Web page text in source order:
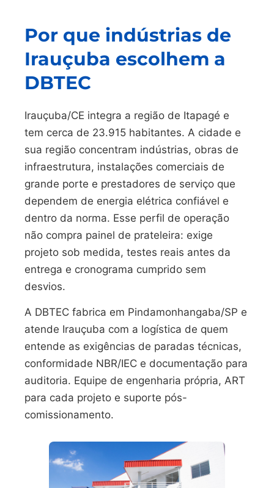
Por que indústrias de
Irauçuba escolhem a
DBTEC
Irauçuba/CE integra a região de Itapagé e
tem cerca de 23.915 habitantes. A cidade e
sua região concentram indústrias, obras de
infraestrutura, instalações comerciais de
grande porte e prestadores de serviço que
dependem de energia elétrica confiável e
dentro da norma. Esse perfil de operação
não compra painel de prateleira: exige
projeto sob medida, testes reais antes da
entrega e cronograma cumprido sem
desvios.
A DBTEC fabrica em Pindamonhangaba/SP e
atende Irauçuba com a logística de quem
entende as exigências de paradas técnicas,
conformidade NBR/IEC e documentação para
auditoria. Equipe de engenharia própria, ART
para cada projeto e suporte pós-
comissionamento.